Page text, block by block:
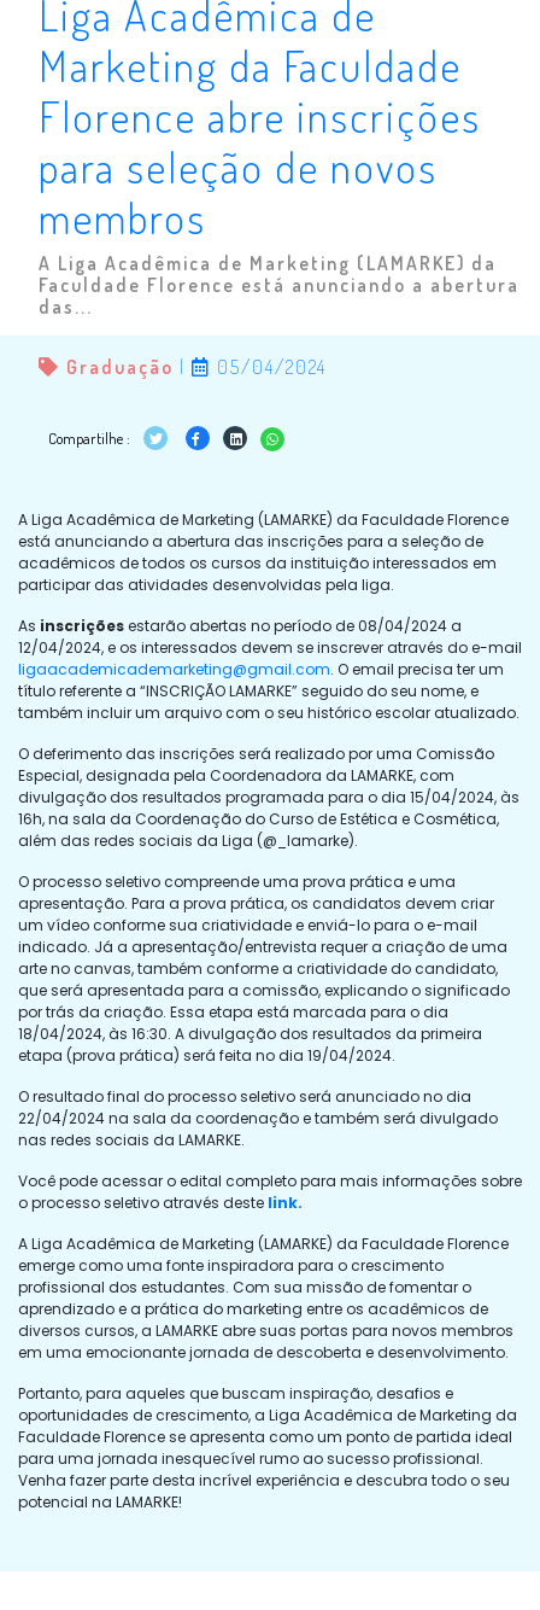
Liga Acadêmica de
Marketing da Faculdade
Florence abre inscrições
para seleção de novos
membros
A Liga Acadêmica de Marketing (LAMARKE) da
Faculdade Florence está anunciando a abertura
das...
Graduação | 05/04/2024
Compartilhe :
A Liga Acadêmica de Marketing (LAMARKE) da Faculdade Florence
está anunciando a abertura das inscrições para a seleção de
acadêmicos de todos os cursos da instituição interessados em
participar das atividades desenvolvidas pela liga.
As inscriçõesestarão abertas no período de 08/04/2024 a
12/04/2024, e os interessados devem se inscrever através do e-mail
ligaacademicademarketing@gmail.com. O email precisa ter um
título referente a “INSCRIÇÃO LAMARKE” seguido do seu nome, e
também incluir um arquivo com o seu histórico escolar atualizado.
O deferimento das inscrições será realizado por uma Comissão
Especial, designada pela Coordenadora da LAMARKE, com
divulgação dos resultados programada para o dia 15/04/2024, às
16h, na sala da Coordenação do Curso de Estética e Cosmética,
além das redes sociais da Liga (@_lamarke).
O processo seletivo compreende uma prova prática e uma
apresentação. Para a prova prática, os candidatos devem criar
um vídeo conforme sua criatividade e enviá-lo para o e-mail
indicado. Já a apresentação/entrevista requer a criação de uma
arte no canvas, também conforme a criatividade do candidato,
que será apresentada para a comissão, explicando o significado
por trás da criação. Essa etapa está marcada para o dia
18/04/2024, às 16:30. A divulgação dos resultados da primeira
etapa (prova prática) será feita no dia 19/04/2024.
O resultado final do processo seletivo será anunciado no dia
22/04/2024 na sala da coordenação e também será divulgado
nas redes sociais da LAMARKE.
Você pode acessar o edital completo para mais informações sobre
o processo seletivo através deste link.
A Liga Acadêmica de Marketing (LAMARKE) da Faculdade Florence
emerge como uma fonte inspiradora para o crescimento
profissional dos estudantes. Com sua missão de fomentar o
aprendizado e a prática do marketing entre os acadêmicos de
diversos cursos, a LAMARKE abre suas portas para novos membros
em uma emocionante jornada de descoberta e desenvolvimento.
Portanto, para aqueles que buscam inspiração, desafios e
oportunidades de crescimento, a Liga Acadêmica de Marketing da
Faculdade Florence se apresenta como um ponto de partida ideal
para uma jornada inesquecível rumo ao sucesso profissional.
Venha fazer parte desta incrível experiência e descubra todo o seu
potencial na LAMARKE!